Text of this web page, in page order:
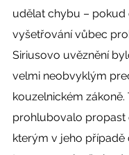
udělat chybu – pokud
vyšetřování vůbec
Siriusovo uvěznění
velmi neobvyklým
kouzelnickém zákoně.
prohlubovalo propast
kterým v jeho případě